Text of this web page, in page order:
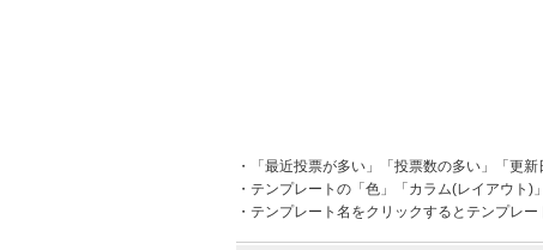
・「最近投票が多い」「投票数の多い」「更
・テンプレートの「色」「カラム(レイアウト)
・テンプレート名をクリックするとテンプレ